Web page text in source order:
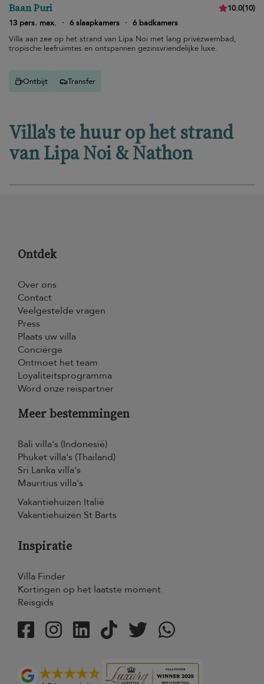
Baan Puri 10.0(10)
13 pers. max.
· 6 slaapkamers · 6 badkamers
Villa aan zee op het strand van Lipa Noi met lang privézwembad,
tropische leefruimtes en ontspannen gezinsvriendelijke luxe.
Ontbijt Transfer
Villa's te huur op het strand
van Lipa Noi & Nathon
Ontdek
Over ons
Contact
Veelgestelde vragen
Press
Plaats uw villa
Conciërge
Ontmoet het team
Loyaliteitsprogramma
Word onze reispartner
Meer bestemmingen
Bali villa's (Indonesië)
Phuket villa's (Thailand)
Sri Lanka villa's
Mauritius villa's
Vakantiehuizen Italië
Vakantiehuizen St Barts
Inspiratie
Villa Finder
Kortingen op het laatste moment
Reisgids